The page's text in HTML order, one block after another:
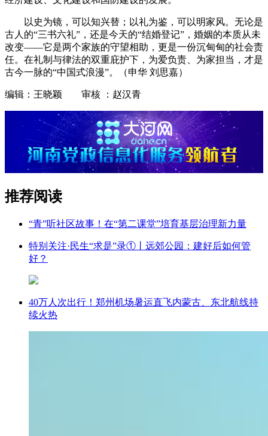
以史为镜，可以知兴替；以礼为鉴，可以明家风。无论是
古人的“三书六礼”，还是今天的“结婚登记”，婚姻的本质从未
改变——它是两个家族的守望相助，更是一份沉甸甸的社会责
任。在礼制与律法的双重庇护下，为爱负责、为家担当，才是
古今一脉的“中国式浪漫”。（申华 刘思嘉）
编辑：王晓颖 审核 ：赵汉青
推荐阅读
“青”听社区故事！在“第二课堂”培育基层治理新力量
特别关注·民生“求是”录①丨远郊公园：建好后如何管
好？
40万人次出行！郑州机场暑运直飞内蒙古、东北航线持
续火热